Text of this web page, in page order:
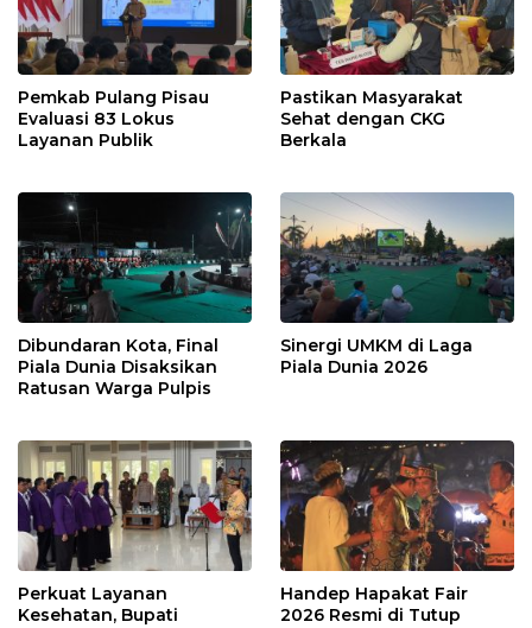
Pemkab Pulang Pisau
Evaluasi 83 Lokus
Layanan Publik
Pastikan Masyarakat
Sehat dengan CKG
Berkala
Dibundaran Kota, Final
Piala Dunia Disaksikan
Ratusan Warga Pulpis
Sinergi UMKM di Laga
Piala Dunia 2026
Perkuat Layanan
Kesehatan, Bupati
Handep Hapakat Fair
2026 Resmi di Tutup